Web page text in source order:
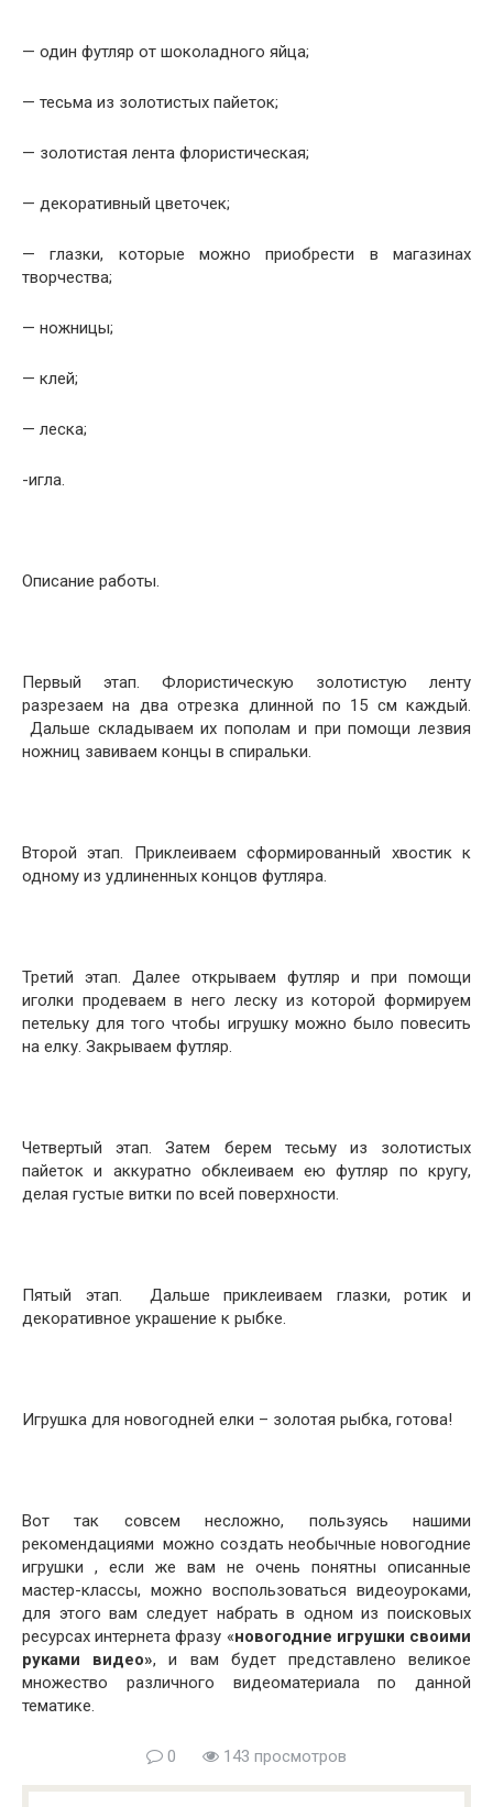
— один футляр от шоколадного яйца;
— тесьма из золотистых пайеток;
— золотистая лента флористическая;
— декоративный цветочек;
— глазки, которые можно приобрести в магазинах
творчества;
— ножницы;
— клей;
— леска;
-игла.
Описание работы.
Первый этап. Флористическую золотистую ленту
разрезаем на два отрезка длинной по 15 см каждый.
Дальше складываем их пополам и при помощи лезвия
ножниц завиваем концы в спиральки.
Второй этап. Приклеиваем сформированный хвостик к
одному из удлиненных концов футляра.
Третий этап. Далее открываем футляр и при помощи
иголки продеваем в него леску из которой формируем
петельку для того чтобы игрушку можно было повесить
на елку. Закрываем футляр.
Четвертый этап. Затем берем тесьму из золотистых
пайеток и аккуратно обклеиваем ею футляр по кругу,
делая густые витки по всей поверхности.
Пятый этап. Дальше приклеиваем глазки, ротик и
декоративное украшение к рыбке.
Игрушка для новогодней елки – золотая рыбка, готова!
Вот так совсем несложно, пользуясь нашими
рекомендациями можно создать необычные новогодние
игрушки , если же вам не очень понятны описанные
мастер-классы, можно воспользоваться видеоуроками,
для этого вам следует набрать в одном из поисковых
ресурсах интернета фразу «новогодние игрушки своими
руками видео», и вам будет представлено великое
множество различного видеоматериала по данной
тематике.
0 143 просмотров